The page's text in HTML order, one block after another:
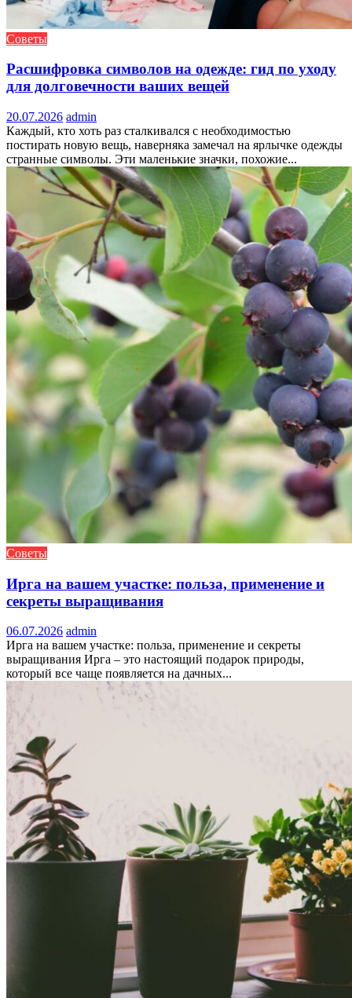
Советы
Расшифровка символов на одежде: гид по уходу
для долговечности ваших вещей
20.07.2026 admin
Каждый, кто хоть раз сталкивался с необходимостью
постирать новую вещь, наверняка замечал на ярлычке одежды
странные символы. Эти маленькие значки, похожие...
Советы
Ирга на вашем участке: польза, применение и
секреты выращивания
06.07.2026 admin
Ирга на вашем участке: польза, применение и секреты
выращивания Ирга – это настоящий подарок природы,
который все чаще появляется на дачных...